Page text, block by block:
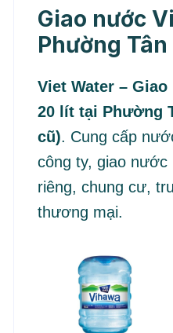
Giao nước
Phường
Viet Water –
20 lít tại Phường
cũ). Cung cấp
công ty, giao nước
riêng, chung cư,
thương mại.